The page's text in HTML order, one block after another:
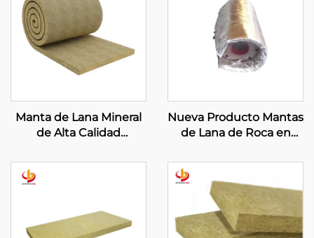
Manta de Lana Mineral
de Alta Calidad
Acústico Ignífuga con
Malla de Alambre
Lana Mineral
Nueva Producto Mantas
de Lana de Roca en
Térmico y Protección
contra Incendios
Recubrimiento
Industrial Flexible de
Aislamiento